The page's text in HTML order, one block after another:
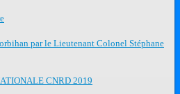
par le Lieutenant Colonel Stéphane
CNRD 2019